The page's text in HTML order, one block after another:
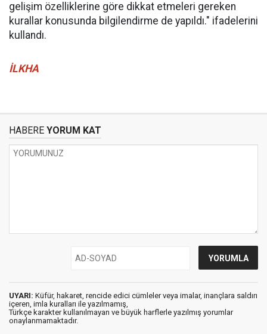
gelişim özelliklerine göre dikkat etmeleri gereken
kurallar konusunda bilgilendirme de yapıldı." ifadelerini
kullandı.
İLKHA
HABERE YORUM KAT
UYARI: Küfür, hakaret, rencide edici cümleler veya imalar, inançlara saldırı
içeren, imla kuralları ile yazılmamış,
Türkçe karakter kullanılmayan ve büyük harflerle yazılmış yorumlar
onaylanmamaktadır.